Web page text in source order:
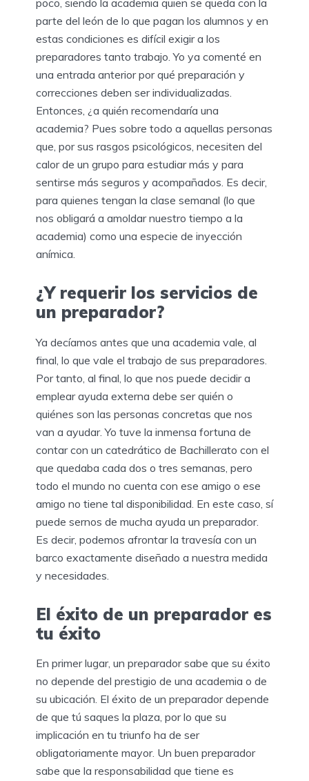
poco, siendo la academia quien se queda con la
parte del león de lo que pagan los alumnos y en
estas condiciones es difícil exigir a los
preparadores tanto trabajo. Yo ya comenté en
una entrada anterior por qué preparación y
correcciones deben ser individualizadas.
Entonces, ¿a quién recomendaría una
academia? Pues sobre todo a aquellas personas
que, por sus rasgos psicológicos, necesiten del
calor de un grupo para estudiar más y para
sentirse más seguros y acompañados. Es decir,
para quienes tengan la clase semanal (lo que
nos obligará a amoldar nuestro tiempo a la
academia) como una especie de inyección
anímica.
¿Y requerir los servicios de
un preparador?
Ya decíamos antes que una academia vale, al
final, lo que vale el trabajo de sus preparadores.
Por tanto, al final, lo que nos puede decidir a
emplear ayuda externa debe ser quién o
quiénes son las personas concretas que nos
van a ayudar. Yo tuve la inmensa fortuna de
contar con un catedrático de Bachillerato con el
que quedaba cada dos o tres semanas, pero
todo el mundo no cuenta con ese amigo o ese
amigo no tiene tal disponibilidad. En este caso, sí
puede sernos de mucha ayuda un preparador.
Es decir, podemos afrontar la travesía con un
barco exactamente diseñado a nuestra medida
y necesidades.
El éxito de un preparador es
tu éxito
En primer lugar, un preparador sabe que su éxito
no depende del prestigio de una academia o de
su ubicación. El éxito de un preparador depende
de que tú saques la plaza, por lo que su
implicación en tu triunfo ha de ser
obligatoriamente mayor. Un buen preparador
sabe que la responsabilidad que tiene es